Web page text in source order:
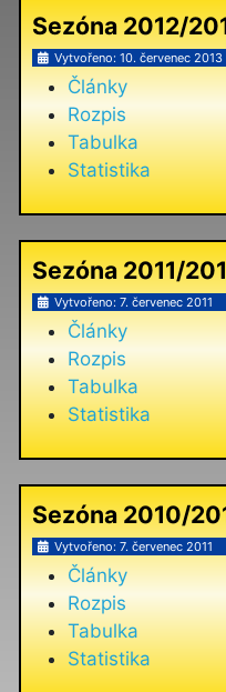
Sezóna 2012/
Vytvořeno: 10. červenec 2013
Články
Rozpis
Tabulka
Statistika
Sezóna 2011/
Vytvořeno: 7. červenec 2011
Články
Rozpis
Tabulka
Statistika
Sezóna 2010/
Vytvořeno: 7. červenec 2011
Články
Rozpis
Tabulka
Statistika